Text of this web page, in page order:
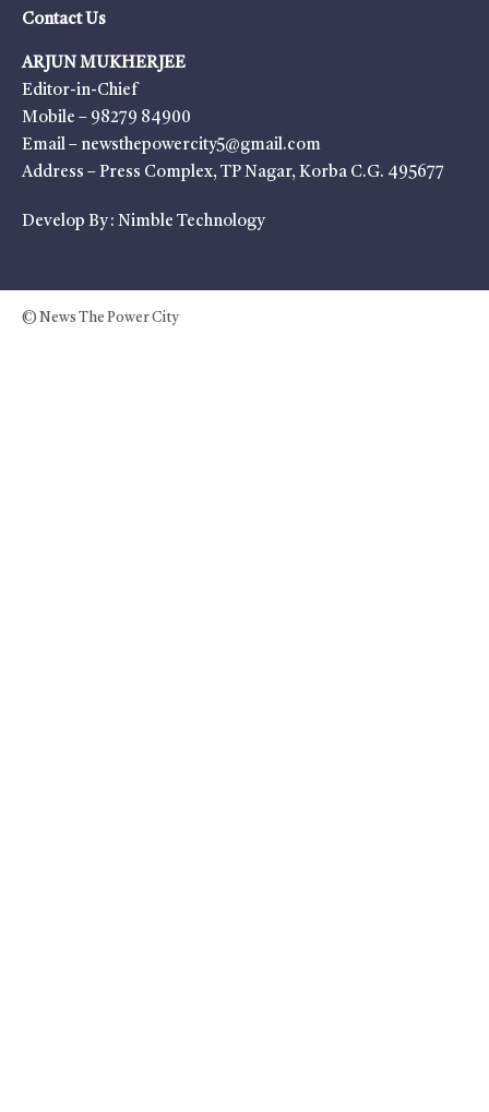
Contact Us
ARJUN MUKHERJEE
Editor-in-Chief
Mobile – 98279 84900
Email – newsthepowercity5@gmail.com
Address – Press Complex, TP Nagar, Korba C.G. 495677
Develop By : Nimble Technology
© News The Power City